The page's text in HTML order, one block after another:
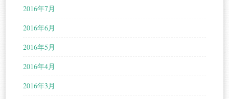
2016年7月
2016年6月
2016年5月
2016年4月
2016年3月